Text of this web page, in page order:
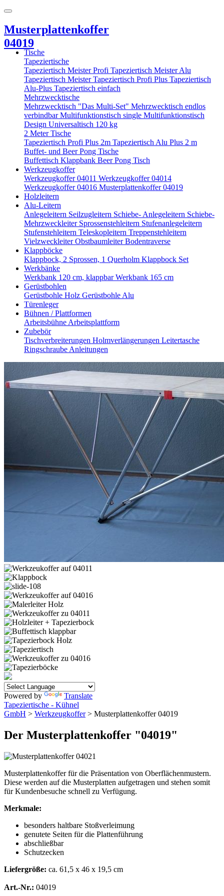
Musterplattenkoffer
04019
Tische
Tapeziertische
Tapeziertisch Meister Profi Tapeziertisch Meister Alu
Tapeziertisch MeisterTapeziertisch Profi Plus Tapeziertisch
Alu-Plus Tapeziertisch einfach
Mehrzwecktische
Mehrzwecktisch "Das Multi-Set" Mehrzwecktisch endlos
verbindbarMultifunktionstisch single Multifunktionstisch
Design Universaltisch 120 kg
2 Meter Tische
Tapeziertisch Profi Plus 2m Tapeziertisch Alu Plus 2 m
Buffet- und Beer Pong Tische
Buffettisch Klappbank Beer Pong Tisch
Werkzeugkoffer
Werkzeugkoffer 04011 Werkzeugkoffer 04014
Werkzeugkoffer 04016 Musterplattenkoffer 04019
Holzleitern
Alu-Leitern
Anlegeleitern Seilzugleitern Schiebe- Anlegeleitern Schiebe-
Mehrzweckleiter Sprossenstehleitern Stufenanlegeleitern
Stufenstehleitern Teleskopleitern Treppenstehleitern
VielzweckleiterObstbaumleiterBodentraverse
Klappböcke
Klappbock, 2 Sprossen, 1 Querholm Klappbock Set
Werkbänke
Werkbank 120 cm, klappbarWerkbank 165 cm
Gerüstbohlen
Gerüstbohle Holz Gerüstbohle Alu
Türenleger
Bühnen / Plattformen
Arbeitsbühne Arbeitsplattform
Zubebör
Tischverbreiterungen Holmverlängerungen Leitertasche
Ringschraube Anleitungen
Powered by
Translate
Tapeziertische - Kühnel
GmbH > Werkzeugkoffer> Musterplattenkoffer 04019
Der Musterplattenkoffer "04019"
Musterplattenkoffer für die Präsentation von Oberflächenmustern.
Diese werden auf die Musterplatten aufgetragen und stehen somit
für Kundenbesuche schnell zu Verfügung.
Merkmale:
besonders haltbare Stoßverleimung
genutete Seiten für die Plattenführung
abschließbar
Schutzecken
Liefergröße: ca. 61,5 x 46 x 19,5 cm
Art.-Nr.: 04019